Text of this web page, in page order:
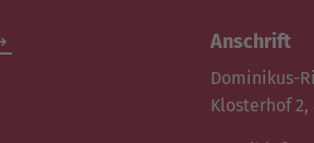
Anschrift
Dominikus-
Klosterhof 2,